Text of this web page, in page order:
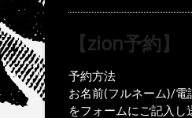
【zion予約】
予約方法
お名前(フルネーム)/電
をフォームにご記入し